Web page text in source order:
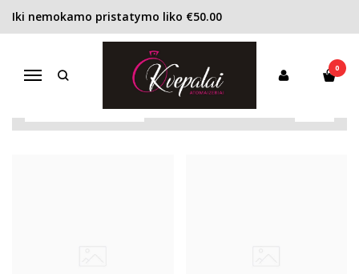
Iki nemokamo pristatymo liko €50.00
Navigacija
0
MONTANA
Pirkite pagal gamintoją